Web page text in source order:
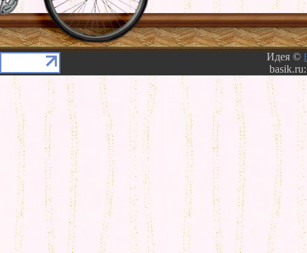
Идея ©